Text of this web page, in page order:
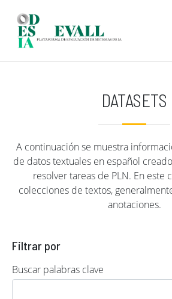
DATASETS
A continuación se muestra
de datos textuales en español
resolver tareas de PLN. En este
colecciones de textos,
anotaciones.
Filtrar por
Buscar palabras clave